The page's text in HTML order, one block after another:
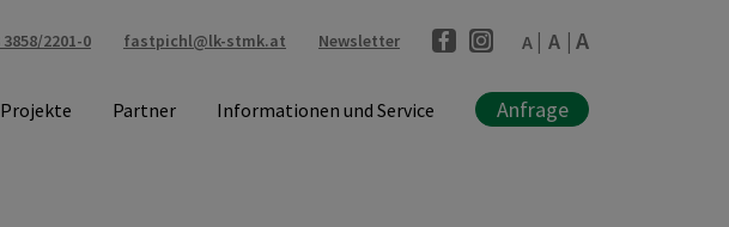
3858/2201-0 fastpichl@lk-stmk.at Newsletter A A A
Projekte Partner Informationen und Service Anfrage